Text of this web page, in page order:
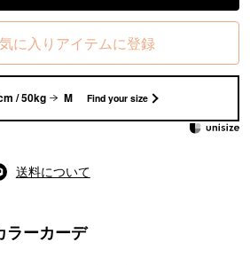
に入りアイテムに登録
/ 50kg M Find your size
送料について
ラーカーデ